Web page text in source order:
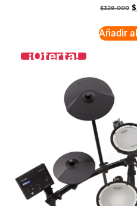
$329.000 $
Añadir
¡Oferta!